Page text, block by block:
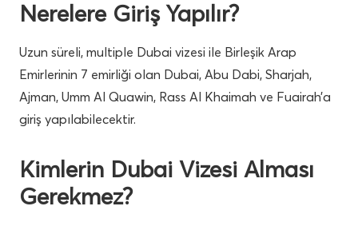
Nerelere Giriş Yapılır?
Uzun süreli, multiple Dubai vizesi ile Birleşik Arap
Emirlerinin 7 emirliği olan Dubai, Abu Dabi, Sharjah,
Ajman, Umm Al Quawin, Rass Al Khaimah ve Fuairah’a
giriş yapılabilecektir.
Kimlerin Dubai Vizesi Alması
Gerekmez?